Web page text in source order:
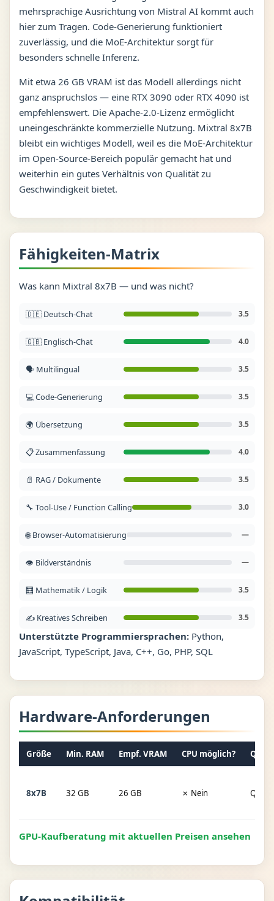
mehrsprachige Ausrichtung von Mistral AI kommt auch
hier zum Tragen. Code-Generierung funktioniert
zuverlässig, und die MoE-Architektur sorgt für
besonders schnelle Inferenz.
Mit etwa 26 GB VRAM ist das Modell allerdings nicht
ganz anspruchslos — eine RTX 3090 oder RTX 4090 ist
empfehlenswert. Die Apache-2.0-Lizenz ermöglicht
uneingeschränkte kommerzielle Nutzung. Mixtral 8x7B
bleibt ein wichtiges Modell, weil es die MoE-Architektur
im Open-Source-Bereich populär gemacht hat und
weiterhin ein gutes Verhältnis von Qualität zu
Geschwindigkeit bietet.
Fähigkeiten-Matrix
Was kann Mixtral 8x7B — und was nicht?
🇩🇪 Deutsch-Chat 3.5
🇬🇧 Englisch-Chat 4.0
🗣️ Multilingual 3.5
💻 Code-Generierung 3.5
🌍 Übersetzung 3.5
📋 Zusammenfassung 4.0
📄 RAG / Dokumente 3.5
🔧 Tool-Use / Function Calling 3.0
🌐 Browser-Automatisierung —
👁️ Bildverständnis —
🧮 Mathematik / Logik 3.5
✍️ Kreatives Schreiben 3.5
Unterstützte Programmiersprachen: Python,
JavaScript, TypeScript, Java, C++, Go, PHP, SQL
Hardware-Anforderungen
Größe Min. RAM Empf. VRAM CPU möglich?
8x7B 32 GB 26 GB ✗ Nein
GPU-Kaufberatung mit aktuellen Preisen ansehen